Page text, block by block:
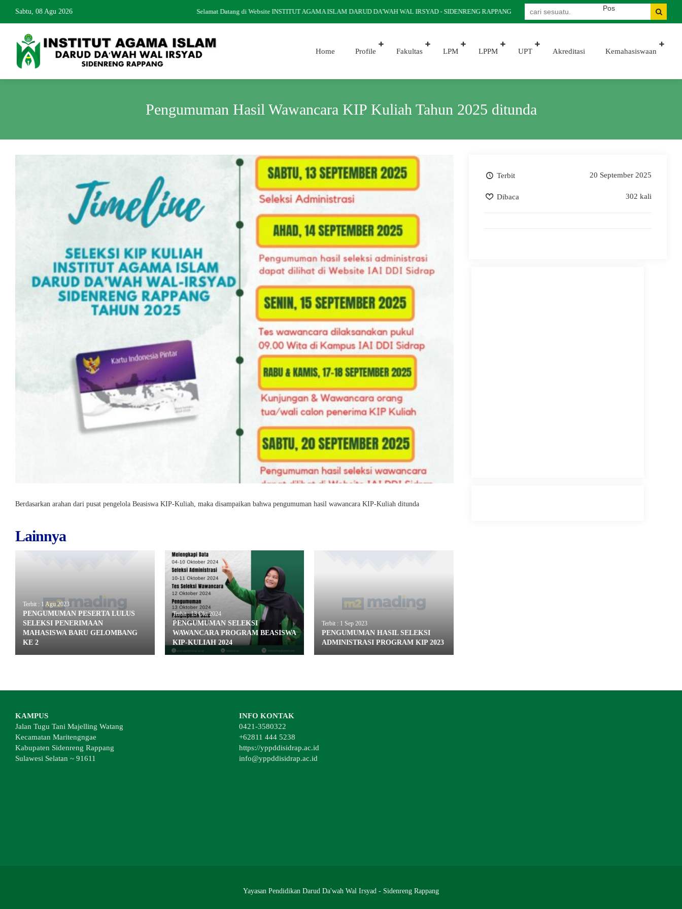
Sabtu, 08 Agu 2026 Selamat Datang di Website INSTITUT AGAMA ISLAM DARUD DA'WAH WAL IRSYAD - SIDENRENG RAPPANG
Home Profile Fakultas LPM LPPM UPT Akreditasi Kemahasiswaan
Pengumuman Hasil Wawancara KIP Kuliah Tahun 2025 ditunda
Berdasarkan arahan dari pusat pengelola Beasiswa KIP-Kuliah, maka disampaikan bahwa pengumuman hasil wawancara KIP-Kuliah ditunda
Lainnya
Terbit : 1 Agu 2023
PENGUMUMAN PESERTA LULUS
SELEKSI PENERIMAAN
MAHASISWA BARU GELOMBANG
KE 2
Terbit : 13 Okt 2024
PENGUMUMAN SELEKSI
WAWANCARA PROGRAM BEASISWA
KIP-KULIAH 2024
Terbit : 1 Sep 2023
PENGUMUMAN HASIL SELEKSI
ADMINISTRASI PROGRAM KIP 2023
Terbit 20 September 2025
Dibaca 302 kali
KAMPUS
Jalan Tugu Tani Majelling Watang
Kecamatan Maritengngae
Kabupaten Sidenreng Rappang
Sulawesi Selatan ~ 91611
INFO KONTAK
0421-3580322
+62811 444 5238
https://yppddisidrap.ac.id
info@yppddisidrap.ac.id
Yayasan Pendidikan Darud Da'wah Wal Irsyad - Sidenreng Rappang